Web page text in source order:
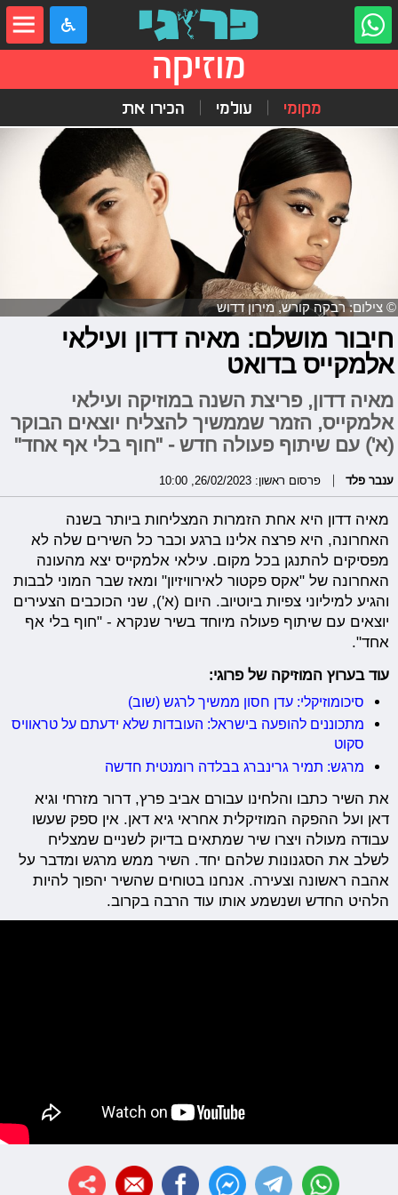
מוזיקה
מקומי עולמי הכירו את
© צילום: רבקה קורש, מירון דדוש
חיבור מושלם: מאיה דדון ועילאי
אלמקייס בדואט
מאיה דדון, פריצת השנה במוזיקה ועילאי
אלמקייס, הזמר שממשיך להצליח יוצאים הבוקר
(א') עם שיתוף פעולה חדש - "חוף בלי אף אחד"
ענבר פלד פרסום ראשון: 26/02/2023, 10:00
מאיה דדון היא אחת הזמרות המצליחות ביותר בשנה
האחרונה, היא פרצה אלינו ברגע וכבר כל השירים שלה לא
מפסיקים להתנגן בכל מקום. עילאי אלמקייס יצא מהעונה
האחרונה של "אקס פקטור לאירוויזיון" ומאז שבר המוני לבבות
והגיע למיליוני צפיות ביוטיוב. היום (א'), שני הכוכבים הצעירים
יוצאים עם שיתוף פעולה מיוחד בשיר שנקרא - "חוף בלי אף
אחד".
עוד בערוץ המוזיקה של פרוגי:
סיכומוזיקלי: עדן חסון ממשיך לרגש (שוב)
מתכוננים להופעה בישראל: העובדות שלא ידעתם על טראוויס
סקוט
מרגש: תמיר גרינברג בבלדה רומנטית חדשה
את השיר כתבו והלחינו עבורם אביב פרץ, דרור מזרחי וגיא
דאן ועל ההפקה המוזיקלית אחראי גיא דאן. אין ספק שעשו
עבודה מעולה ויצרו שיר שמתאים בדיוק לשניים שמצליח
לשלב את הסגנונות שלהם יחד. השיר ממש מרגש ומדבר על
אהבה ראשונה וצעירה. אנחנו בטוחים שהשיר יהפוך להיות
הלהיט החדש ושנשמע אותו עוד הרבה בקרוב.